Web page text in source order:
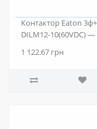
Контактор Eaton
DILM12-10(60VDC)
1 122.67 грн